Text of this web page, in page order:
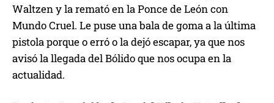
Waltzen y la remató en la Ponce de León con
Mundo Cruel. Le puse una bala de goma a la última
pistola porque o erró o la dejó escapar, ya que nos
avisó la llegada del Bólido que nos ocupa en la
actualidad.